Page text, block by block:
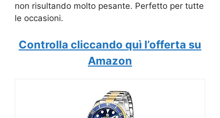
non risultando molto pesante. Perfetto per tutte
le occasioni.
Controlla cliccando quì l’offerta su
Amazon